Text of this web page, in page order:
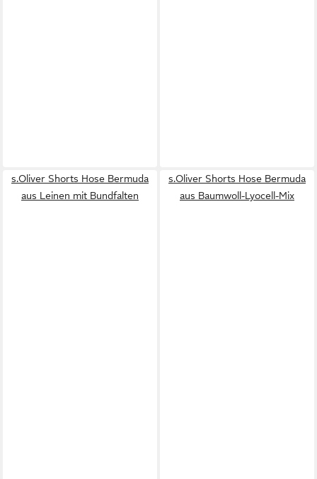
s.Oliver Shorts Hose Bermuda
aus Leinen mit Bundfalten
s.Oliver Shorts Hose Bermuda
aus Baumwoll-Lyocell-Mix